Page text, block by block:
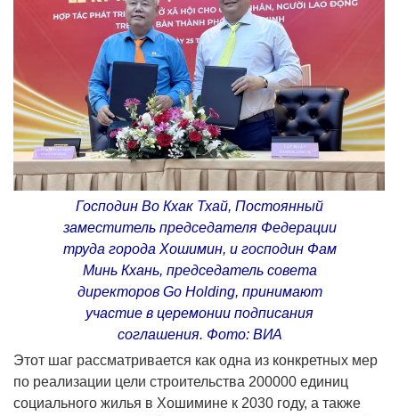
Господин Во Кхак Тхай, Постоянный
заместитель председателя Федерации
труда города Хошимин, и господин Фам
Минь Кхань, председатель совета
директоров Go Holding, принимают
участие в церемонии подписания
соглашения. Фото: ВИА
Этот шаг рассматривается как одна из конкретных мер
по реализации цели строительства 200000 единиц
социального жилья в Хошимине к 2030 году, а также